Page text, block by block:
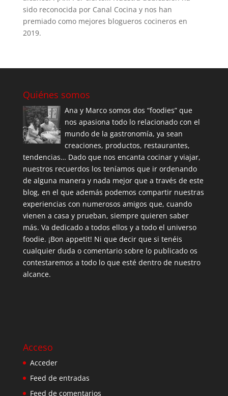
sido reconocida por Canal Cocina y nos han
premiado como mejores blogueros cocineros en
2019.
Quiénes somos
Ana y Marco somos dos “foodies” que
nos apasiona todo lo relacionado con el
mundo de la gastronomía, ya sean
creaciones, productos, restaurantes,
tendencias… Dado que nos encanta cocinar y viajar,
nuestros recuerdos los teníamos que ir ordenando
de alguna manera y nada mejor que a través de este
blog, en el que además podemos compartir nuestras
experiencias con numerosos amigos que, cuando
vienen a casa y prueban, siempre quieren saber
más. Va dedicado a todos ellos y a todo el universo
foodie. ¡Bon appetit! Ni que decir que si tenéis
cualquier duda o comentario sobre lo publicado os
contestaremos a todo lo que esté dentro de nuestro
alcance.
Acceso
Acceder
Feed de entradas
Feed de comentarios